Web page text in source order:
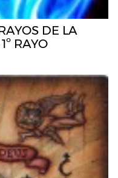
DE LA
RAYO